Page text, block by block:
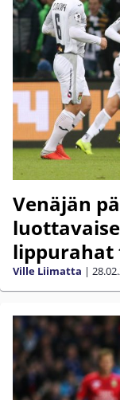
Venäjän
lippurahat
Ville Liimatta |